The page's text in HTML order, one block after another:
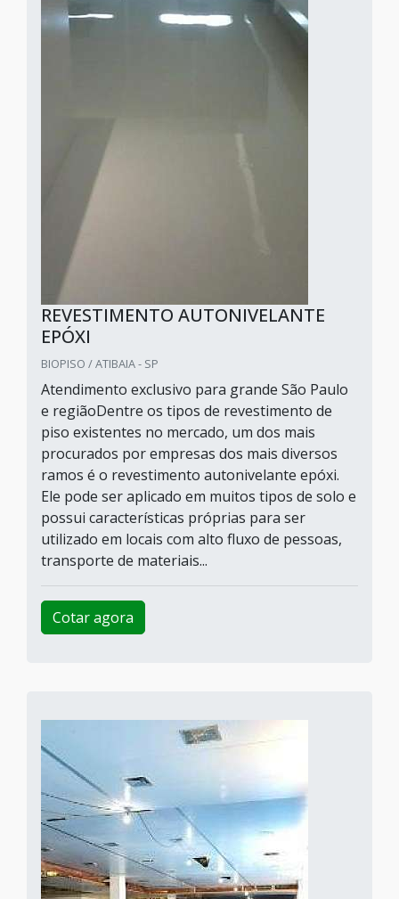
REVESTIMENTO AUTONIVELANTE
EPÓXI
BIOPISO / ATIBAIA - SP
Atendimento exclusivo para grande São Paulo
e regiãoDentre os tipos de revestimento de
piso existentes no mercado, um dos mais
procurados por empresas dos mais diversos
ramos é o revestimento autonivelante epóxi.
Ele pode ser aplicado em muitos tipos de solo e
possui características próprias para ser
utilizado em locais com alto fluxo de pessoas,
transporte de materiais...
Cotar agora